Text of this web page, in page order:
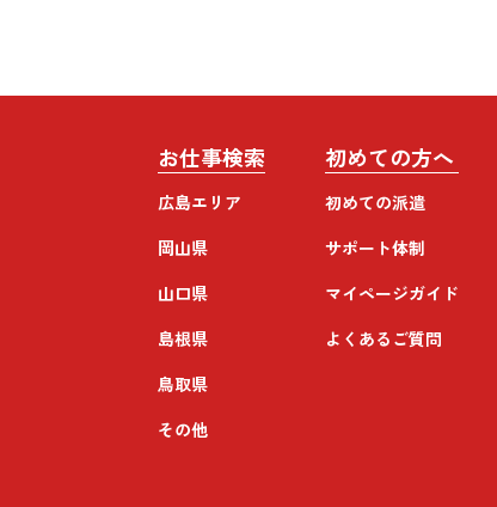
お仕事検索
広島エリア
岡山県
山口県
島根県
鳥取県
その他
初めての方へ
初めての派遣
サポート体制
マイページガイド
よくあるご質問